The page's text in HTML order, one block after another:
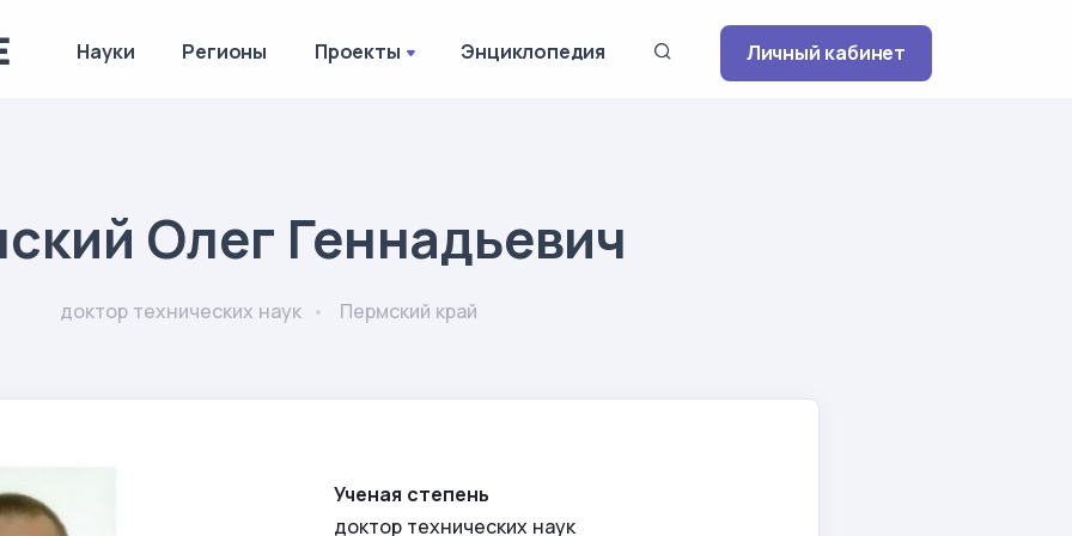
Науки Регионы Проекты Энциклопедия Личный кабинет
Олег Геннадьевич
доктор технических наук Пермский край
Ученая степень
доктор технических наук